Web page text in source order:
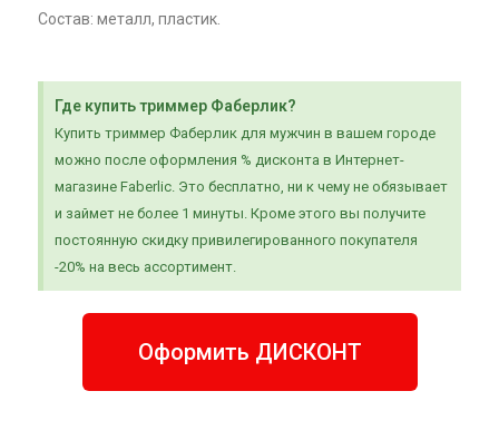
Состав: металл, пластик.
Где купить триммер Фаберлик?
Купить триммер Фаберлик для мужчин в вашем городе
можно после оформления % дисконта в Интернет-
магазине Faberlic. Это бесплатно, ни к чему не обязывает
и займет не более 1 минуты. Кроме этого вы получите
постоянную скидку привилегированного покупателя
-20% на весь ассортимент.
Оформить ДИСКОНТ